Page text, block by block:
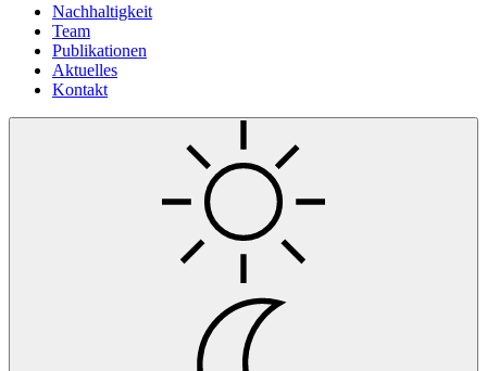
Nachhaltigkeit
Team
Publikationen
Aktuelles
Kontakt